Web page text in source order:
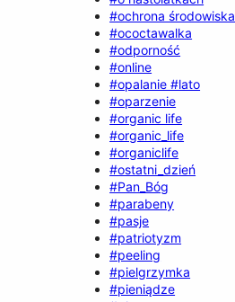
#ochrona środowiska
#ococtawalka
#odporność
#online
#opalanie #lato
#oparzenie
#organic life
#organic_life
#organiclife
#ostatni_dzień
#Pan_Bóg
#parabeny
#pasje
#patriotyzm
#peeling
#pielgrzymka
#pieniądze